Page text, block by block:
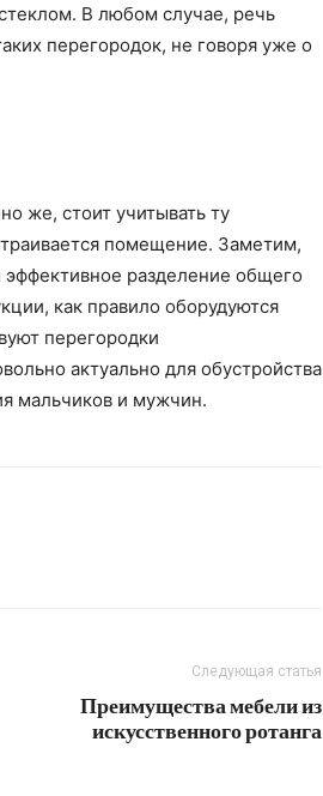
В любом случае, речь
перегородок, не говоря уже о
же, стоит учитывать ту
помещение. Заметим,
разделение общего
как правило оборудуются
перегородки
актуально для обустройства
мальчиков и мужчин.
Следующая статья
Преимущества мебели из
искусственного ротанга